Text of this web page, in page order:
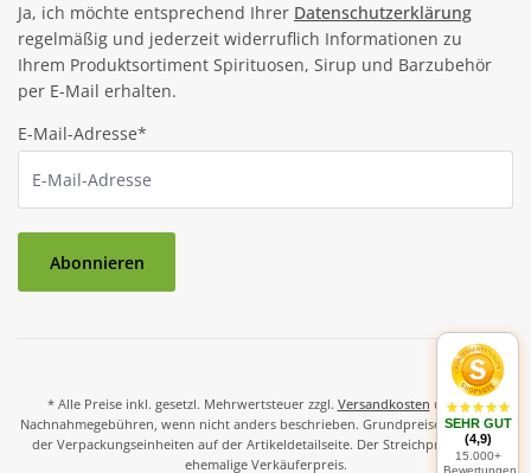
Ja, ich möchte entsprechend Ihrer Datenschutzerklärung
regelmäßig und jederzeit widerruflich Informationen zu
Ihrem Produktsortiment Spirituosen, Sirup und Barzubehör
per E-Mail erhalten.
E-Mail-Adresse*
Abonnieren
* Alle Preise inkl. gesetzl. Mehrwertsteuer zzgl. Versandkosten und ggf.
Nachnahmegebühren, wenn nicht anders beschrieben. Grundpreise und Preise
der Verpackungseinheiten auf der Artikeldetailseite. Der Streichpreis ist der
ehemalige Verkäuferpreis.
SEHR GUT
(4,9)
15.000+
Bewertungen